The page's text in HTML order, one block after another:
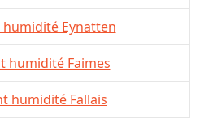
Eynatten
humidité Faimes
humidité Fallais